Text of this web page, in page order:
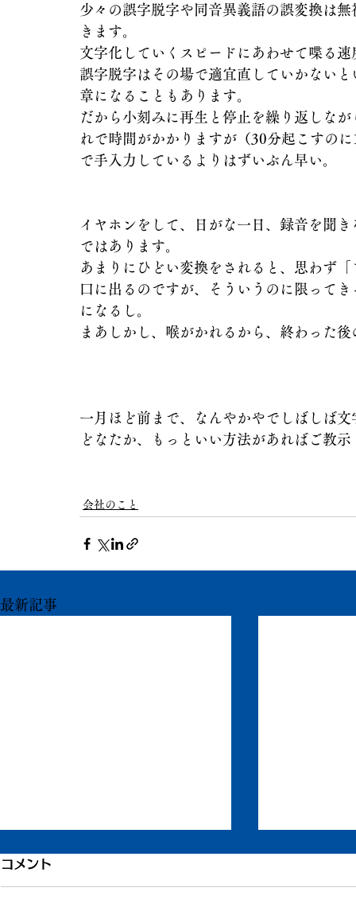
少々の誤字脱字や同音異義語の誤変換は
きます。
文字化していくスピードにあわせて喋る
誤字脱字はその場で適宜直していかない
章になることもあります。
だから小刻みに再生と停止を繰り返しな
れで時間がかかりますが（30分起こすの
で手入力しているよりはずいぶん早い。
イヤホンをして、日がな一日、録音を聞
ではあります。
あまりにひどい変換をされると、思わず
口に出るのですが、そういうのに限って
になるし。
まあしかし、喉がかれるから、終わった
一月ほど前まで、なんやかやでしばしば
どなたか、もっといい方法があればご教
会社のこと
最新記事
もう一度ちからを
コメント